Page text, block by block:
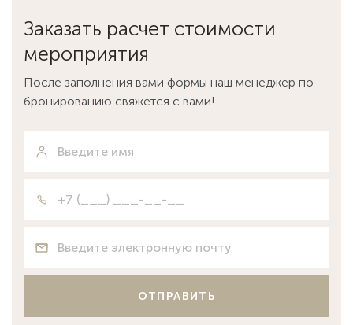
Заказать расчет стоимости
мероприятия
После заполнения вами формы наш менеджер по
бронированию свяжется с вами!
ОТПРАВИТЬ